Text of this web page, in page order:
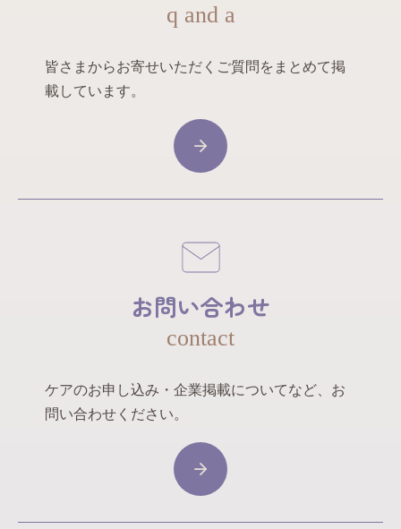
q and a
皆さまからお寄せいただくご質問をまとめて掲
載しています。
お問い合わせ
contact
ケアのお申し込み・企業掲載についてなど、お
問い合わせください。